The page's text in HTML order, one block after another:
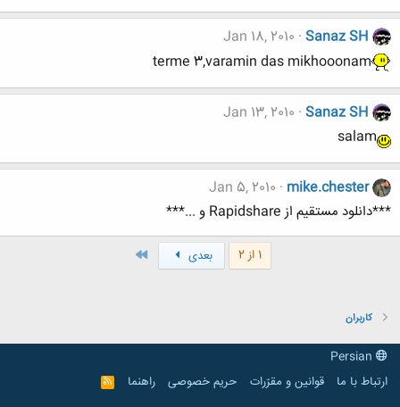
Sanaz SH
Jan 18, 2010
terme 3,varamin das mikhooonam
Sanaz SH
Jan 13, 2010
salam
mike.chester
Jan 5, 2010
***دانلود مستقیم از Rapidshare و ...***
1 از 2 بعدی
کاربران
ارتباط با ما
قوانین و مقرّرات حریم خصوصی راهنما
R
S